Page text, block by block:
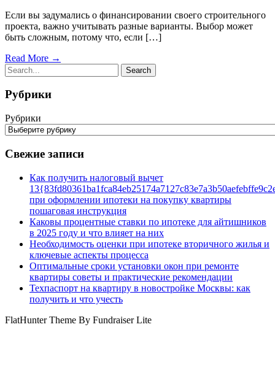
Если вы задумались о финансировании своего строительного
проекта, важно учитывать разные варианты. Выбор может
быть сложным, потому что, если […]
Read More →
Рубрики
Рубрики
Свежие записи
Как получить налоговый вычет
при оформлении ипотеки на покупку квартиры
пошаговая инструкция
Каковы процентные ставки по ипотеке для айтишников
в 2025 году и что влияет на них
Необходимость оценки при ипотеке вторичного жилья и
ключевые аспекты процесса
Оптимальные сроки установки окон при ремонте
квартиры советы и практические рекомендации
Техпаспорт на квартиру в новостройке Москвы: как
получить и что учесть
FlatHunter Theme By Fundraiser Lite